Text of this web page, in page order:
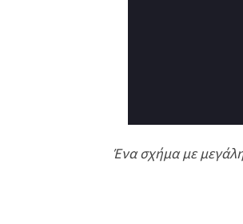
Ένα σχήμα με